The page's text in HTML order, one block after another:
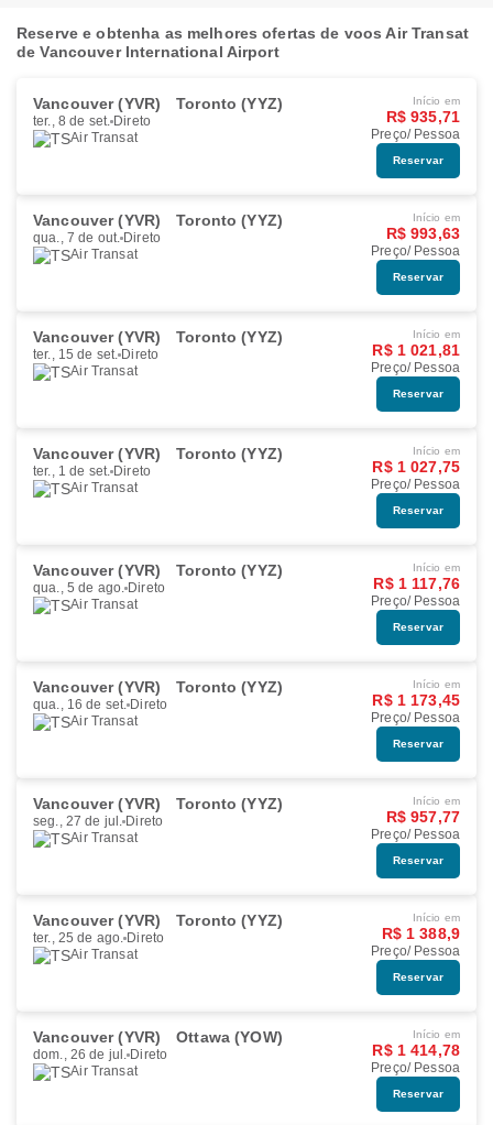
Reserve e obtenha as melhores ofertas de voos Air Transat
de Vancouver International Airport
Vancouver (YVR) Toronto (YYZ)
ter., 8 de set. Direto
Air Transat
Início em
R$ 935,71
Preço/ Pessoa
Reservar
Vancouver (YVR) Toronto (YYZ)
qua., 7 de out. Direto
Air Transat
Início em
R$ 993,63
Preço/ Pessoa
Reservar
Vancouver (YVR) Toronto (YYZ)
ter., 15 de set. Direto
Air Transat
Início em
R$ 1 021,81
Preço/ Pessoa
Reservar
Vancouver (YVR) Toronto (YYZ)
ter., 1 de set. Direto
Air Transat
Início em
R$ 1 027,75
Preço/ Pessoa
Reservar
Vancouver (YVR) Toronto (YYZ)
qua., 5 de ago. Direto
Air Transat
Início em
R$ 1 117,76
Preço/ Pessoa
Reservar
Vancouver (YVR) Toronto (YYZ)
qua., 16 de set. Direto
Air Transat
Início em
R$ 1 173,45
Preço/ Pessoa
Reservar
Vancouver (YVR) Toronto (YYZ)
seg., 27 de jul. Direto
Air Transat
Início em
R$ 957,77
Preço/ Pessoa
Reservar
Vancouver (YVR) Toronto (YYZ)
ter., 25 de ago. Direto
Air Transat
Início em
R$ 1 388,9
Preço/ Pessoa
Reservar
Vancouver (YVR) Ottawa (YOW)
dom., 26 de jul. Direto
Air Transat
Início em
R$ 1 414,78
Preço/ Pessoa
Reservar